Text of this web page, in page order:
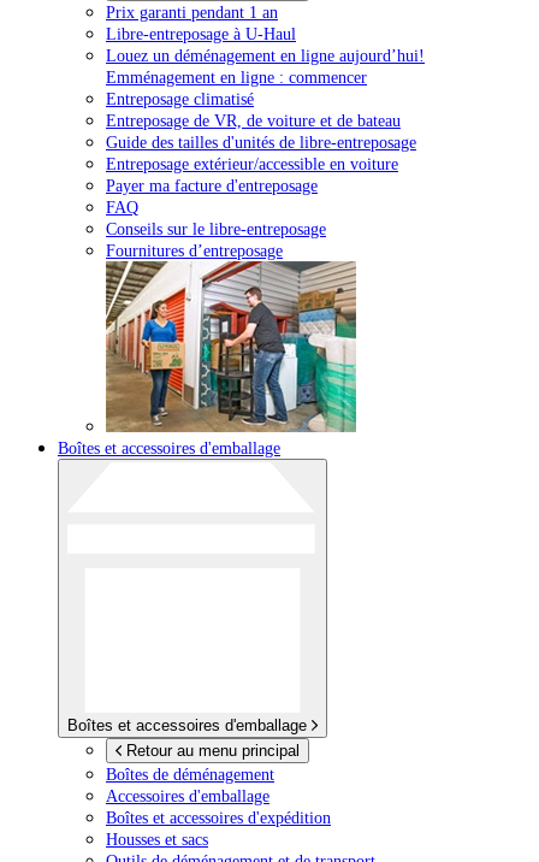
Prix garanti pendant 1 an
Libre-entreposage à U-Haul
Louez un déménagement en ligne aujourd’hui!
Emménagement en ligne : commencer
Entreposage climatisé
Entreposage de VR, de voiture et de bateau
Guide des tailles d'unités de libre-entreposage
Entreposage extérieur/accessible en voiture
Payer ma facture d'entreposage
FAQ
Conseils sur le libre-entreposage
Fournitures d’entreposage
Boîtes et accessoires d'emballage
Boîtes et accessoires d'emballage
Retour au menu principal
Boîtes de déménagement
Accessoires d'emballage
Boîtes et accessoires d'expédition
Housses et sacs